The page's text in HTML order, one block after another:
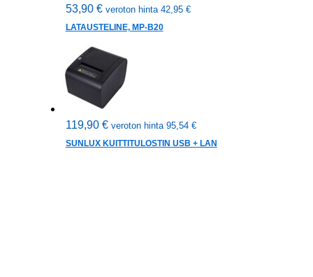
53,90 € veroton hinta 42,95 €
LATAUSTELINE, MP-B20
119,90 € veroton hinta 95,54 €
SUNLUX KUITTITULOSTIN USB + LAN